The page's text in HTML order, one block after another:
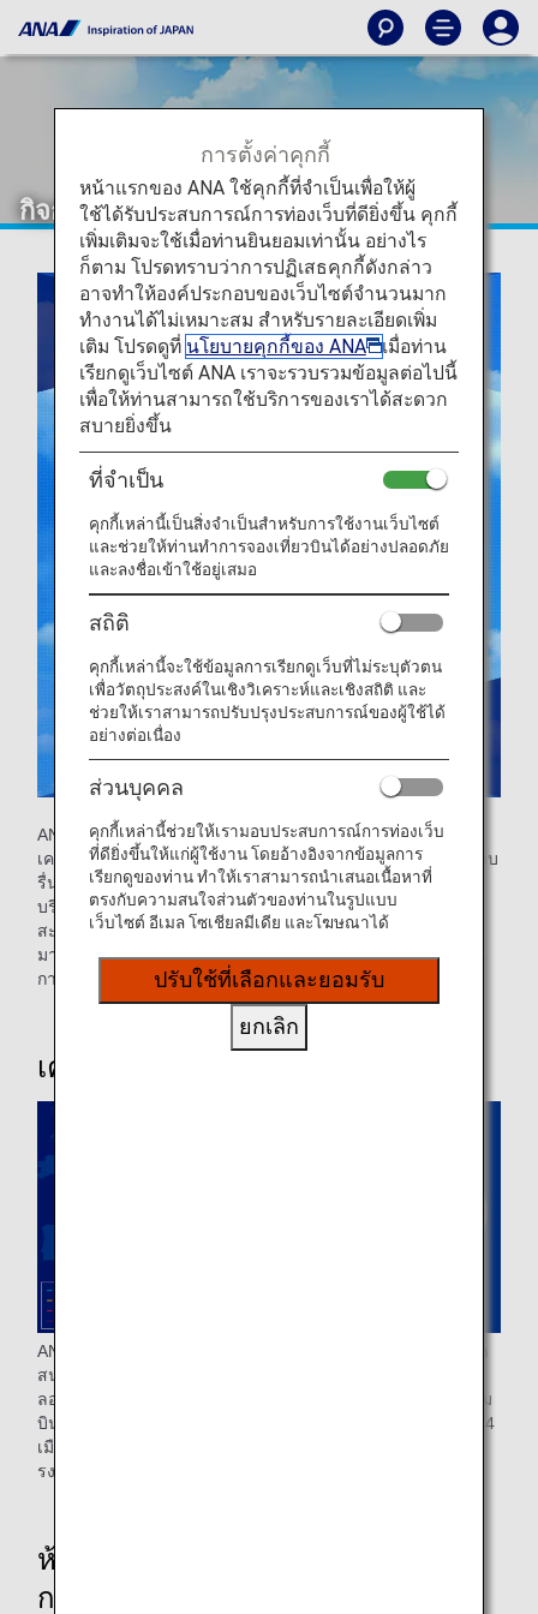
กิจการร่วมระหว่าง ANA และ Lufthansa
ANA ดำเนินกิจการร่วมลงทุนกับ Lufthansa ในเส้นทางยุโรป
เครือข่ายของ Lufthansa ที่กว้างขวางช่วยมอบการเชื่อมต่อที่ราบ
รื่นไปยังเมืองต่างๆ ทั่วยุโรป นอกจากนี้ ท่านยังสามารถเข้าใช้
บริการห้องรับรองของ Lufthansa เพื่อให้การเดินทางของท่าน
สะดวกสบายที่สุด ความร่วมมือนี้จะขยายตัวเลือกเที่ยวบิน
มากมายระหว่างญี่ปุ่นและยุโรป ช่วยให้ท่านได้รับประสบการณ์
การเดินทางที่สะดวกสบายยิ่งขึ้น
เครือข่ายที่สะดวกสบาย
ANA ดำเนินการเที่ยวบินไปยัง 9 เมืองใน 8 ประเทศ โดยบินจาก
สนามบินโตเกียวฮาเนดะไปยังแฟรงก์เฟิร์ต มิวนิค เวียนนา
ลอนดอน ปารีส สตอกโฮล์ม มิลาน และอิสตันบูล และจากสนาม
บินนาริตะไปยังบรัสเซลส์ Lufthansa ดำเนินการเที่ยวบินไปยัง 4
เมืองใน 3 ประเทศ โดยบินจากโตเกียวและโอซาก้าไปยังแฟ
รงก์เฟิร์ต มิวนิก ซูริก และเวียนนา
ห้องโดยสารและห้องรับรองของสาย
การบิน ANA และ Lufthansa
การตั้งค่าคุกกี้
หน้าแรกของ ANA ใช้คุกกี้ที่จำเป็นเพื่อให้ผู้
ใช้ได้รับประสบการณ์การท่องเว็บที่ดียิ่งขึ้น คุกกี้
เพิ่มเติมจะใช้เมื่อท่านยินยอมเท่านั้น อย่างไร
ก็ตาม โปรดทราบว่าการปฏิเสธคุกกี้ดังกล่าว
อาจทำให้องค์ประกอบของเว็บไซต์จำนวนมาก
ทำงานได้ไม่เหมาะสม สำหรับรายละเอียดเพิ่ม
เติม โปรดดูที่ นโยบายคุกกี้ของ ANA
เมื่อท่าน
เรียกดูเว็บไซต์ ANA เราจะรวบรวมข้อมูลต่อไปนี้
เพื่อให้ท่านสามารถใช้บริการของเราได้สะดวก
สบายยิ่งขึ้น
ที่จำเป็น
คุกกี้เหล่านี้เป็นสิ่งจำเป็นสำหรับการใช้งานเว็บไซต์
และช่วยให้ท่านทำการจองเที่ยวบินได้อย่างปลอดภัย
และลงชื่อเข้าใช้อยู่เสมอ
สถิติ
คุกกี้เหล่านี้จะใช้ข้อมูลการเรียกดูเว็บที่ไม่ระบุตัวตน
เพื่อวัตถุประสงค์ในเชิงวิเคราะห์และเชิงสถิติ และ
ช่วยให้เราสามารถปรับปรุงประสบการณ์ของผู้ใช้ได้
อย่างต่อเนื่อง
ส่วนบุคคล
คุกกี้เหล่านี้ช่วยให้เรามอบประสบการณ์การท่องเว็บ
ที่ดียิ่งขึ้นให้แก่ผู้ใช้งาน โดยอ้างอิงจากข้อมูลการ
เรียกดูของท่าน ทำให้เราสามารถนำเสนอเนื้อหาที่
ตรงกับความสนใจส่วนตัวของท่านในรูปแบบ
เว็บไซต์ อีเมล โซเชียลมีเดีย และโฆษณาได้
ปรับใช้ที่เลือกและยอมรับ
ยกเลิก